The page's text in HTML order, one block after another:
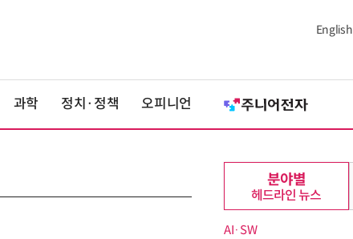
English
과학 정치·정책 오피니언
분야별
헤드라인 뉴스
AI·SW